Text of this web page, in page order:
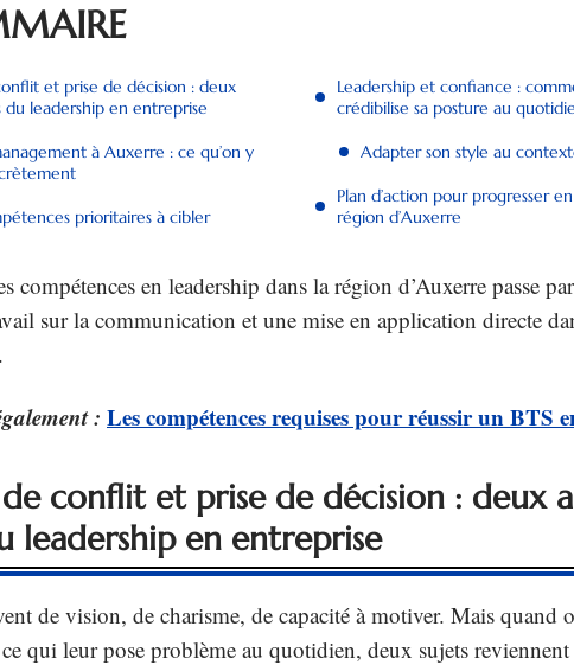
et prise de décision : deux
du leadership en entreprise
à Auxerre : ce qu’on y
prioritaires à cibler
Leadership et confiance :
crédibilise sa posture au
Adapter son style au
Plan d’action pour progresser
région d’Auxerre
compétences en leadership dans la région d’Auxerre passe
sur la communication et une mise en application directe
: Les compétences requises pour réussir un BTS
conflit et prise de décision : deux
leadership en entreprise
de vision, de charisme, de capacité à motiver. Mais quand
qui leur pose problème au quotidien, deux sujets reviennent